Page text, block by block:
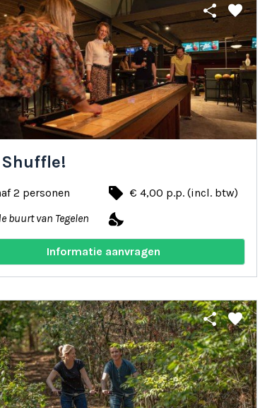
share favorite
Shuffle!
2 personen local_offer € 4,00 p.p. (incl. btw)
buurt van Tegelen nights_stay
Informatie aanvragen
share favorite